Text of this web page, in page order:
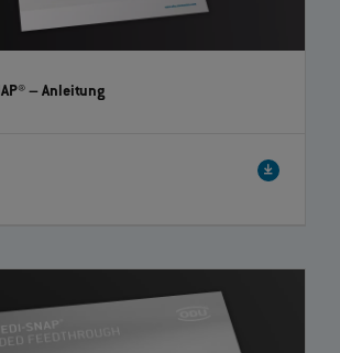
– Anleitung
von ODU-MAC® Crimp-clip
| 01:00